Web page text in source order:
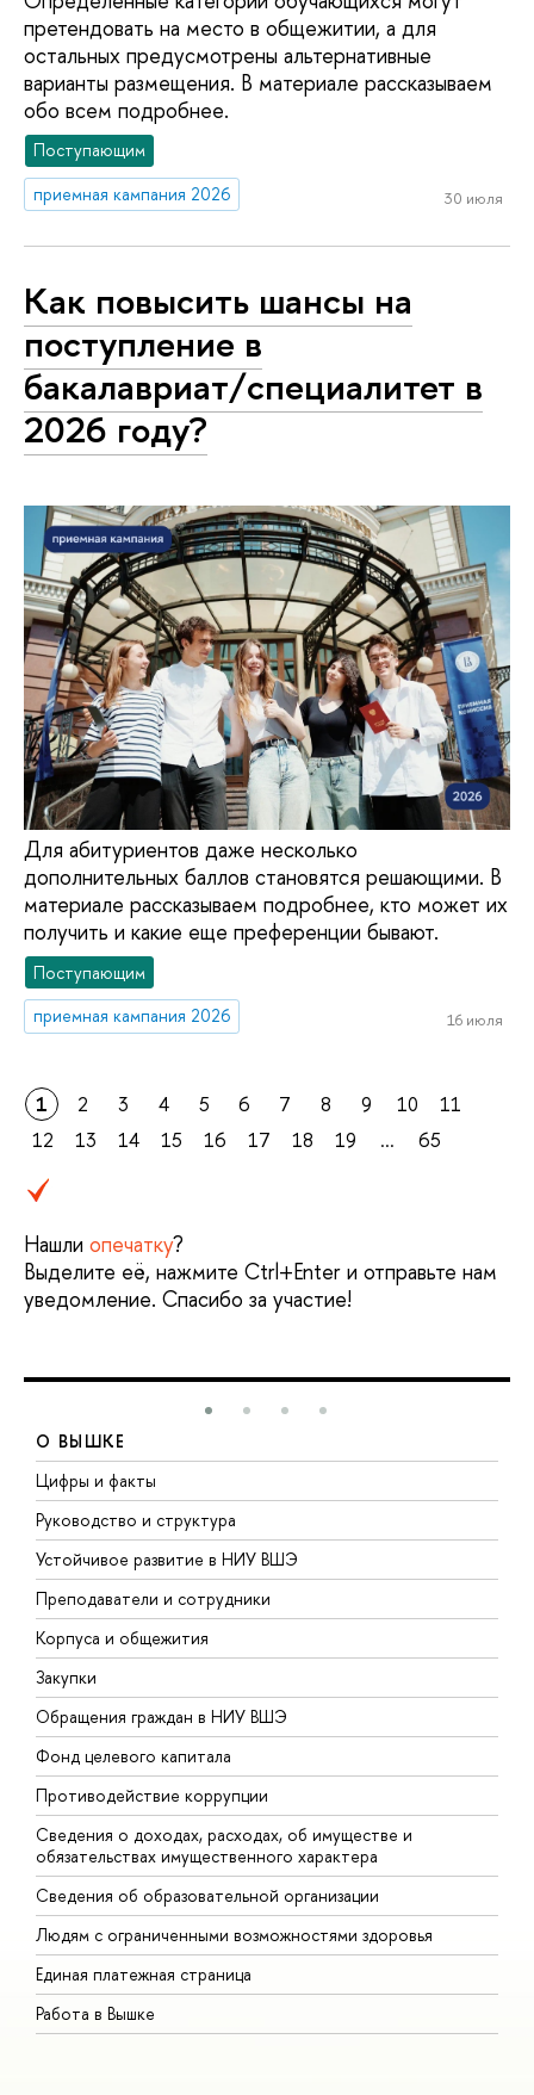
претендовать на место в общежитии, а для
остальных предусмотрены альтернативные
варианты размещения. В материале рассказываем
обо всем подробнее.
Поступающим
приемная кампания 2026
30 июля
Как повысить шансы на
поступление в
бакалавриат/специалитет в
2026 году?
Для абитуриентов даже несколько
дополнительных баллов становятся решающими. В
материале рассказываем подробнее, кто может их
получить и какие еще преференции бывают.
Поступающим
приемная кампания 2026
16 июля
1 2 3 4 5 6 7 8 9 10
11
12
13 14 15 16 17 18 19 ... 65
Нашли опечатку?
Выделите её, нажмите Ctrl+Enter и отправьте нам
уведомление. Спасибо за участие!
О ВЫШКЕ
Цифры и факты
Руководство и структура
Устойчивое развитие в НИУ ВШЭ
Преподаватели и сотрудники
Корпуса и общежития
Закупки
Обращения граждан в НИУ ВШЭ
Фонд целевого капитала
Противодействие коррупции
Сведения о доходах, расходах, об имуществе и
обязательствах имущественного характера
Сведения об образовательной организации
Людям с ограниченными возможностями здоровья
Единая платежная страница
Работа в Вышке